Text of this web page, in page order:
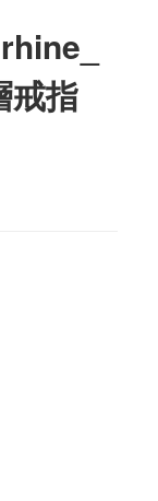
戒指